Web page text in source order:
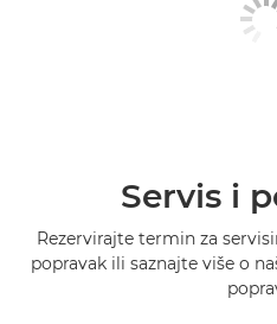
Servis i
Rezervirajte termin za
popravak ili saznajte više o